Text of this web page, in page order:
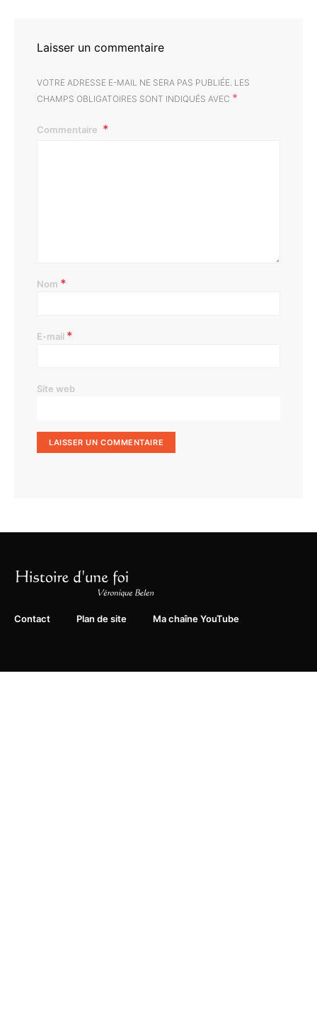
Laisser un commentaire
VOTRE ADRESSE E-MAIL NE SERA PAS PUBLIÉE. LES
CHAMPS OBLIGATOIRES SONT INDIQUÉS AVEC *
Commentaire
Nom *
E-mail *
Site web
Contact Plan de site Ma chaîne YouTube